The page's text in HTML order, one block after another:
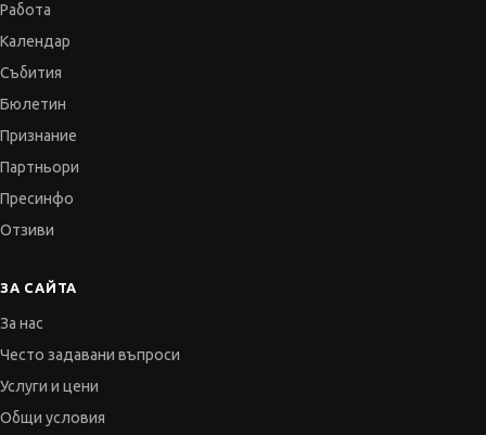
Работа
Календар
Събития
Бюлетин
Признание
Партньори
Пресинфо
Отзиви
ЗА САЙТА
За нас
Често задавани въпроси
Услуги и цени
Общи условия